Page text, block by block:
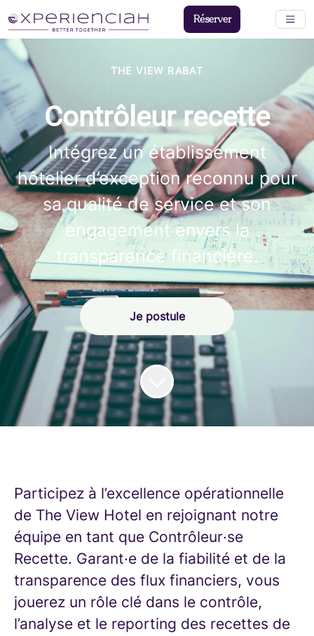
THE VIEW RABAT
Contrôleur recette
Intégrez un établissement
hôtelier d’exception reconnu pour
sa qualité de service et son
engagement envers la
transparence financière.
Je postule
Participez à l’excellence opérationnelle
de The View Hotel en rejoignant notre
équipe en tant que Contrôleur·se
Recette. Garant·e de la fiabilité et de la
transparence des flux financiers, vous
jouerez un rôle clé dans le contrôle,
l’analyse et le reporting des recettes de
Réserver